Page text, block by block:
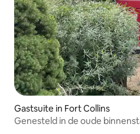
Gastsuite in Fort Collins
Genesteld in de oude